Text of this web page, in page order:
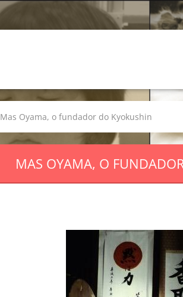
Mas Oyama, o fundador do Kyokushin
MAS OYAMA, O